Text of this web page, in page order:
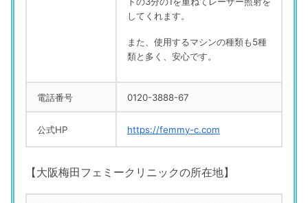
してくれます。
また、使用するマシンの種類も5種
類と多く、安心です。
電話番号 0120-3888-67
公式HP https://femmy-c.com
【大阪梅田フェミークリニックの所在地】